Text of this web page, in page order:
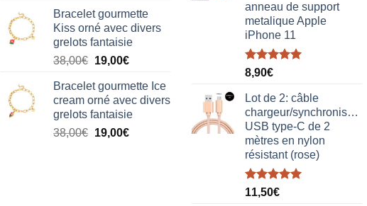
initial
était :
38,00€.
actuel
est :
19,00€.
Bracelet gourmette
Kiss orné avec divers
grelots fantaisie
38,00€ Le
initial
était :
38,00€.
19,00€Le
actuel
est :
19,00€.
Bracelet gourmette Ice
cream orné avec divers
grelots fantaisie
38,00€ Le
19,00€Le
anneau de support
metalique Apple
iPhone 11
Note5.00
8,90€
Lot de 2: câble
chargeur/synchronisation
USB type-C de 2
mètres en nylon
résistant (rose)
Note5.00
11,50€